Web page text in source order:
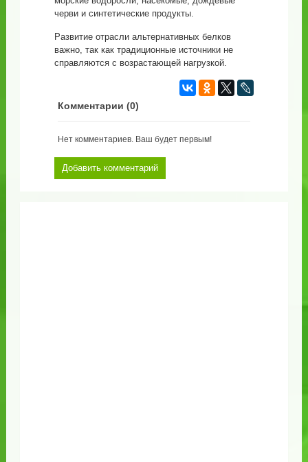
черви и синтетические продукты.
Развитие отрасли альтернативных белков
важно, так как традиционные источники не
справляются с возрастающей нагрузкой.
Комментарии (0)
Нет комментариев. Ваш будет первым!
Добавить комментарий